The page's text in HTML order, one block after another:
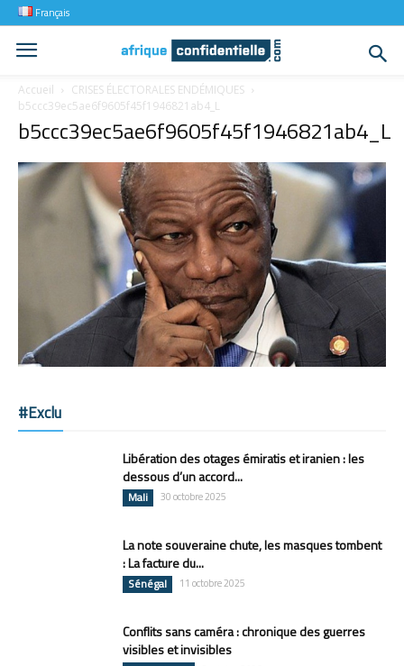
Français
Accueil
CRISES ÉLECTORALES ENDÉMIQUES
b5ccc39ec5ae6f9605f45f1946821ab4_L
b5ccc39ec5ae6f9605f45f1946821ab4_L
#Exclu
Libération des otages émiratis et iranien : les
dessous d’un accord...
Mali 30 octobre 2025
La note souveraine chute, les masques tombent
: La facture du...
Sénégal 11 octobre 2025
Conflits sans caméra : chronique des guerres
visibles et invisibles